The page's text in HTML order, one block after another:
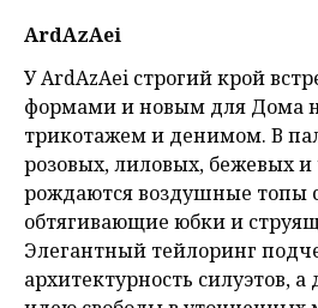
ArdAzAei
У ArdAzAei строгий крой
формами и новым для Дома
трикотажем и денимом. В
розовых, лиловых, бежевых
рождаются воздушные
обтягивающие юбки и
Элегантный тейлоринг
архитектурность силуэтов,